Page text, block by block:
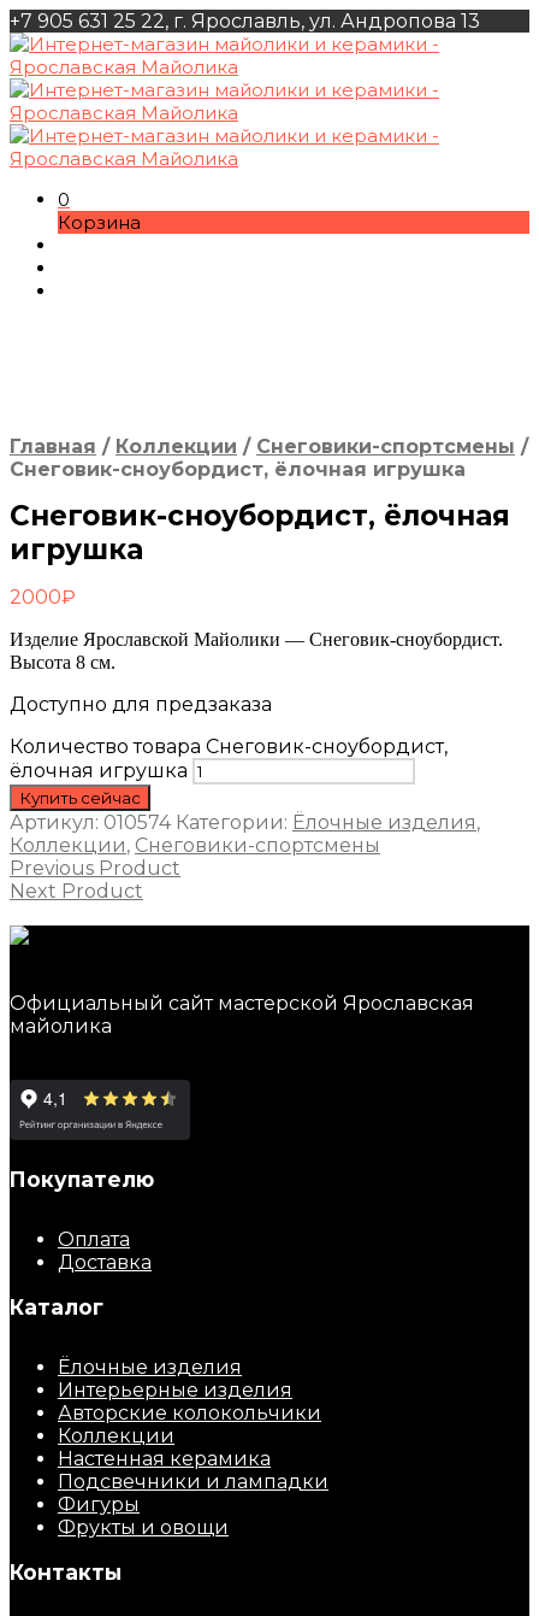
+7 905 631 25 22, г. Ярославль, ул. Андропова 13
0
Корзина
Главная / Коллекции / Снеговики-спортсмены /
Снеговик-сноубордист, ёлочная игрушка
Снеговик-сноубордист, ёлочная
игрушка
2000₽
Изделие Ярославской Майолики — Снеговик-cноубордист.
Высота 8 см.
Доступно для предзаказа
Количество товара Снеговик-сноубордист,
ёлочная игрушка
Купить сейчас
Артикул: 010574 Категории: Ёлочные изделия,
Коллекции, Снеговики-спортсмены
Previous Product
Next Product
Официальный сайт мастерской Ярославская
майолика
Покупателю
Оплата
Доставка
Каталог
Ёлочные изделия
Интерьерные изделия
Авторские колокольчики
Коллекции
Настенная керамика
Подсвечники и лампадки
Фигуры
Фрукты и овощи
Контакты